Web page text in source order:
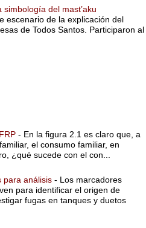
del mast’aku
escenario de la explicación del
de Todos Santos. Participaron al
- En la figura 2.1 es claro que, a
el consumo familiar, en
¿qué sucede con el con...
para análisis - Los marcadores
para identificar el origen de
fugas en tanques y duetos